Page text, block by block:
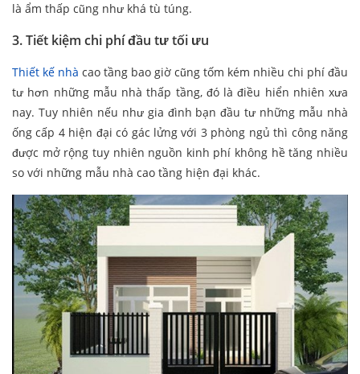
là ẩm thấp cũng như khá tù túng.
3. Tiết kiệm chi phí đầu tư tối ưu
Thiết kế nhà cao tầng bao giờ cũng tốm kém nhiều chi phí đầu
tư hơn những mẫu nhà thấp tầng, đó là điều hiển nhiên xưa
nay. Tuy nhiên nếu như gia đình bạn đầu tư những mẫu nhà
ống cấp 4 hiện đại có gác lửng với 3 phòng ngủ thì công năng
được mở rộng tuy nhiên nguồn kinh phí không hề tăng nhiều
so với những mẫu nhà cao tầng hiện đại khác.